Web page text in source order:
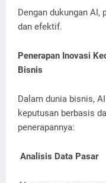
Dengan dukungan
dan efektif.
Penerapan Inovasi
Bisnis
Dalam dunia bisnis,
keputusan berbasis
penerapannya:
Analisis Data Pasar